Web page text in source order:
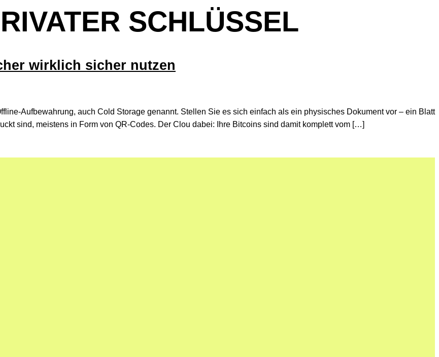
SCHLÜSSEL
wirklich sicher nutzen
Aufbewahrung, auch Cold Storage genannt. Stellen Sie es sich einfach als ein physisches Dokument vor – ein Blatt
sind, meistens in Form von QR-Codes. Der Clou dabei: Ihre Bitcoins sind damit komplett vom […]